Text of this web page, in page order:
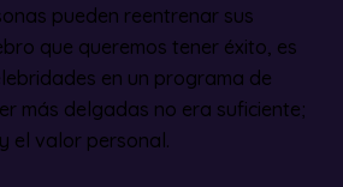
pueden reentrenar sus
que queremos tener éxito, es
en un programa de
más delgadas no era suficiente;
el valor personal.